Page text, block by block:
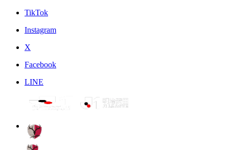
TikTok
Instagram
X
Facebook
LINE